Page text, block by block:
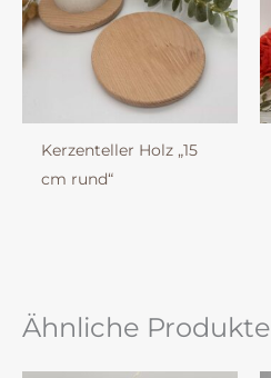
Kerzenteller Holz „15
cm rund“
Ähnliche Produkte